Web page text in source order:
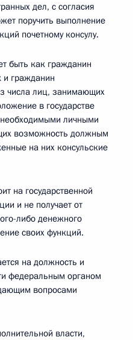
дел, с согласия
поручить выполнение
почетному консулу.
быть как гражданин
и гражданин
числа лиц, занимающих
в государстве
личными
возможность должным
на них консульские
на государственной
и не получает от
либо денежного
своих функций.
на должность и
федеральным органом
вопросами
власти,